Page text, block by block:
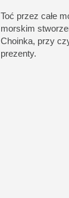
Toć przez całe
morskim
Choinka, przy
prezenty.